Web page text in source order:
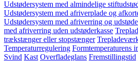
Udstødersystem med almindelige
Udstødersystem med afriverplade og
Udstødersystem med afriverring og
med afriverring uden udstøderkasse
trækstænger eller stopstænger
Temperaturregulering Formtemperaturens
Svind Kast Overfladeglans Fremstillingstid